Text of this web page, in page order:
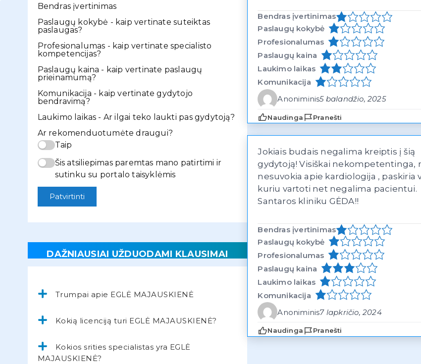
Bendras įvertinimas
Paslaugų kokybė - kaip vertinate suteiktas
paslaugas?
Profesionalumas - kaip vertinate specialisto
kompetencijas?
Paslaugų kaina - kaip vertinate paslaugų
prieinamumą?
Komunikacija - kaip vertinate gydytojo
bendravimą?
Laukimo laikas - Ar ilgai teko laukti pas gydytoją?
Ar rekomenduotumėte draugui?
Taip
Šis atsiliepimas paremtas mano patirtimi ir
sutinku su portalo taisyklėmis
Patvirtinti
DAŽNIAUSIAI UŽDUODAMI KLAUSIMAI
Trumpai apie EGLĖ MAJAUSKIENĖ
Kokią licenciją turi EGLĖ MAJAUSKIENĖ?
Kokios srities specialistas yra EGLĖ
MAJAUSKIENĖ?
Bendras įvertinimas
Paslaugų kokybė
Profesionalumas
Paslaugų kaina
Laukimo laikas
Komunikacija
Anoniminis5 balandžio, 2025
Naudinga Pranešti
Jokiais budais negalima kreiptis į šią
gydytoją! Visiškai nekompetentinga,
nesuvokia apie kardiologija , paskiria
kuriu vartoti net negalima pacientui.
Santaros kliniku GĖDA!!
Bendras įvertinimas
Paslaugų kokybė
Profesionalumas
Paslaugų kaina
Laukimo laikas
Komunikacija
Anoniminis7 lapkričio, 2024
Naudinga Pranešti